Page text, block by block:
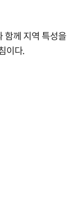
함께 지역 특성을
이다.